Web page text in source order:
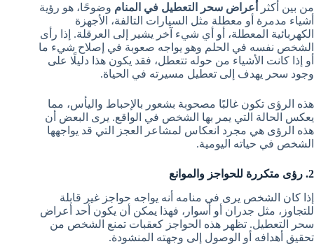
من بين أكثر
أعراض سحر التعطيل في المنام وضوحًا، هو رؤية
أشياء مدمرة أو معطلة مثل السيارات التالفة، الأجهزة
الكهربائية المعطلة، أو أي شيء آخر يشير إلى العرقلة. إذا رأى
الشخص نفسه في الحلم وهو يواجه صعوبة في إصلاح شيء ما
أو إذا كانت الأشياء من حوله تتعطل، فقد يكون هذا دليلًا على
وجود سحر يهدف إلى تعطيل مسيرته في الحياة.
هذه الرؤى تكون غالبًا مصحوبة بشعور بالإحباط واليأس، مما
يعكس الحالة التي يمر بها الشخص في الواقع. يرى البعض أن
هذه الرؤى هي مجرد انعكاس لمشاعر العجز التي قد يواجهها
الشخص في حياته اليومية.
2. رؤى متكررة للحواجز والموانع
إذا كان الشخص يرى في منامه أنه يواجه حواجز غير قابلة
للتجاوز، مثل جدران أو أسوار، فهذا يمكن أن يكون أحد أعراض
سحر التعطيل. تظهر هذه الحواجز كعقبات تمنع الشخص من
تحقيق أهدافه أو الوصول إلى وجهته المنشودة.